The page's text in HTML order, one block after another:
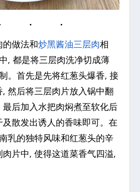
的做法和炒黑酱油三层肉相
, 都是将三层肉洗净切成薄
。首先是先将红葱头爆香, 接
然后将三层肉片放入锅中翻
后加入水把肉焖煮至软化后
散发出诱人的香味即可。在
乳的独特风味和红葱头的辛
片中, 使得这道菜香气四溢,